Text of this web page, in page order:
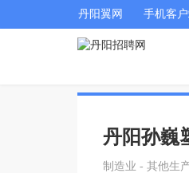
丹阳翼网 手机客
丹阳孙巍
制造业 - 其他生